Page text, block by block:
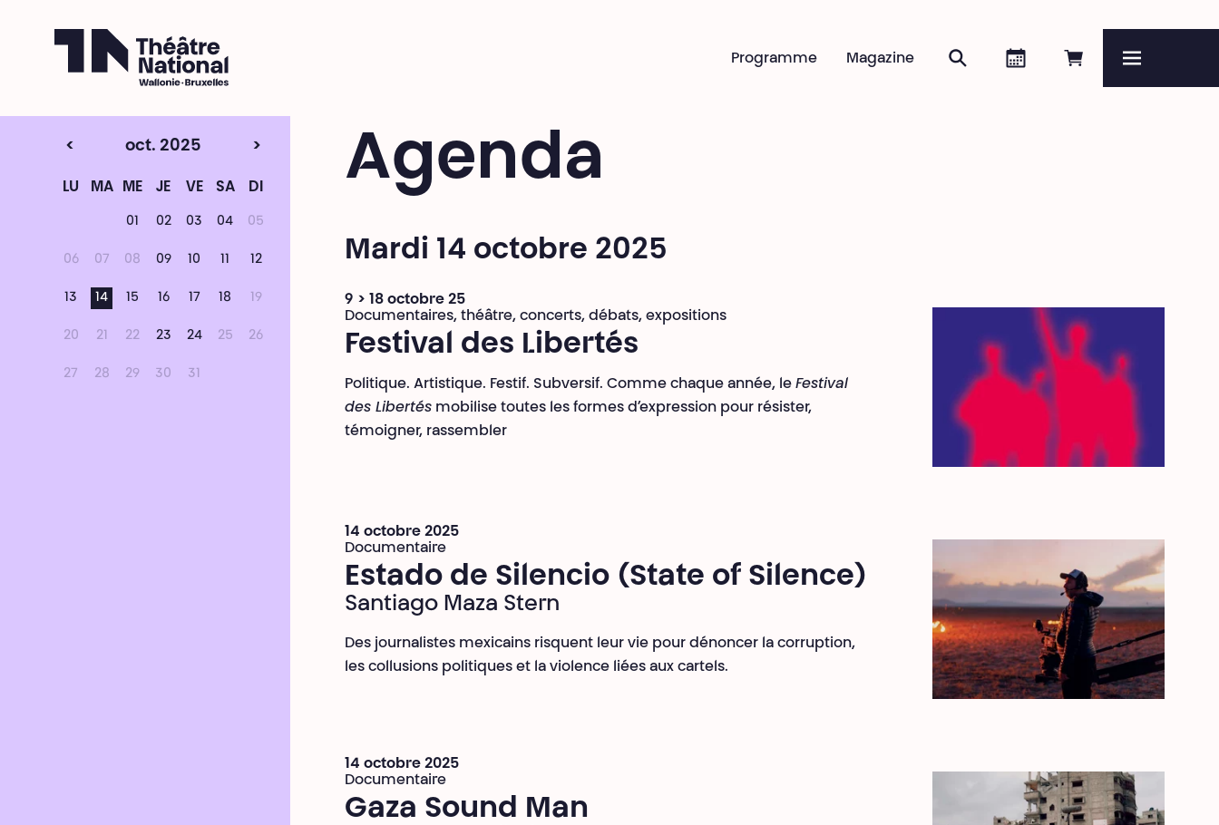
Réserver en ligne
Agenda
Rechercher
Magazine
Programme
Agenda
< oct. 2025 >
LU MA ME JE VE SA DI
01 02 03 04 05
06 07 08 09 10 11 12
13 14 15 16 17 18 19
20 21 22 23 24 25 26
27 28 29 30 31
Mardi 14 octobre 2025
9 > 18 octobre 25
Documentaires, théâtre, concerts, débats, expositions
Festival des Libertés
Politique. Artistique. Festif. Subversif. Comme chaque année, le Festival
des Libertés mobilise toutes les formes d’expression pour résister,
témoigner, rassembler
14 octobre 2025
Documentaire
Estado de Silencio (State of Silence)
Santiago Maza Stern
Des journalistes mexicains risquent leur vie pour dénoncer la corruption,
les collusions politiques et la violence liées aux cartels.
14 octobre 2025
Documentaire
Gaza Sound Man